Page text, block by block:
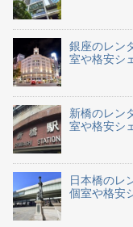
銀座のレン
室や格安シ
新橋のレン
室や格安シ
日本橋のレ
個室や格安